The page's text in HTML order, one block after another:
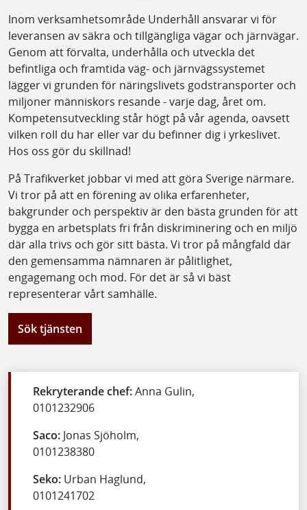
Inom verksamhetsområde Underhåll ansvarar vi för
leveransen av säkra och tillgängliga vägar och järnvägar.
Genom att förvalta, underhålla och utveckla det
befintliga och framtida väg- och järnvägssystemet
lägger vi grunden för näringslivets godstransporter och
miljoner människors resande - varje dag, året om.
Kompetensutveckling står högt på vår agenda, oavsett
vilken roll du har eller var du befinner dig i yrkeslivet.
Hos oss gör du skillnad!
På Trafikverket jobbar vi med att göra Sverige närmare.
Vi tror på att en förening av olika erfarenheter,
bakgrunder och perspektiv är den bästa grunden för att
bygga en arbetsplats fri från diskriminering och en miljö
där alla trivs och gör sitt bästa. Vi tror på mångfald där
den gemensamma nämnaren är pålitlighet,
engagemang och mod. För det är så vi bäst
representerar vårt samhälle.
Sök tjänsten
Rekryterande chef:Anna Gulin,
0101232906
Saco: Jonas Sjöholm,
0101238380
Seko: Urban Haglund,
0101241702